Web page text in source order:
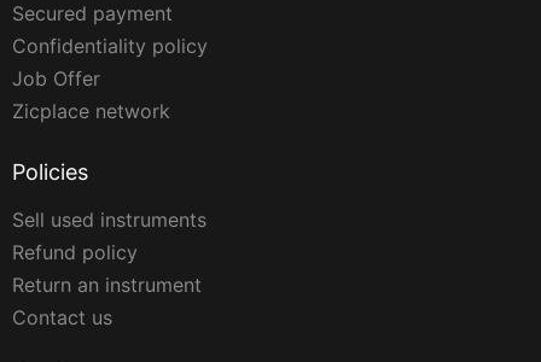
Secured payment
Confidentiality policy
Job Offer
Zicplace network
Policies
Sell used instruments
Refund policy
Return an instrument
Contact us